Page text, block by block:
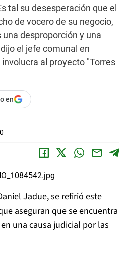
tal su desesperación que el
de vocero de su negocio,
una desproporción y una
el jefe comunal en
al proyecto "Torres
en
Jadue, se refirió este
aseguran que se encuentra
una causa judicial por las